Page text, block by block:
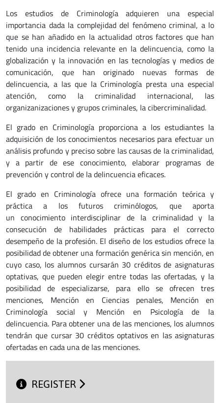
Los estudios de Criminología adquieren una especial
importancia dada la complejidad del fenómeno criminal, a lo
que se han añadido en la actualidad otros factores que han
tenido una incidencia relevante en la delincuencia, como la
globalización y la innovación en las tecnologías y medios de
comunicación, que han originado nuevas formas de
delincuencia, a las que la Criminología presta una especial
atención, como la criminalidad internacional, las
organizanizaciones y grupos criminales, la cibercriminalidad.
El grado en Criminología proporciona a los estudiantes la
adquisición de los conocimientos necesarios para efectuar un
análisis profundo y preciso sobre las causas de la criminalidad,
y a partir de ese conocimiento, elaborar programas de
prevención y control de la delincuencia eficaces.
El grado en Criminología ofrece una formación teórica y
práctica a los futuros criminólogos, que aporta
un conocimiento interdisciplinar de la criminalidad y la
consecución de habilidades prácticas para el correcto
desempeño de la profesión. El diseño de los estudios ofrece la
posibilidad de obtener una formación genérica sin mención, en
cuyo caso, los alumnos cursarán 30 créditos de asignaturas
optativas, que pueden elegir entre todas las ofertadas, y la
posibilidad de especializarse, para ello se ofrecen tres
menciones, Mención en Ciencias penales, Mención en
Criminología social y Mención en Psicología de la
delincuencia. Para obtener una de las menciones, los alumnos
tendrán que cursar 30 créditos optativos en las asignaturas
ofertadas en cada una de las menciones.
REGISTER